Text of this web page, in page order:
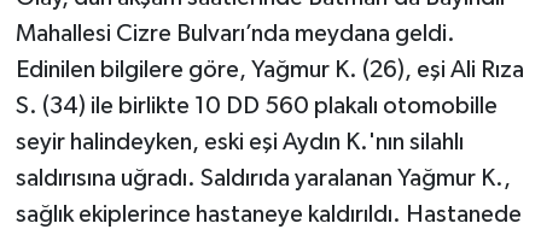
Mahallesi Cizre Bulvarı’nda meydana geldi.
Edinilen bilgilere göre, Yağmur K. (26), eşi Ali Rıza
S. (34) ile birlikte 10 DD 560 plakalı otomobille
seyir halindeyken, eski eşi Aydın K.'nın silahlı
saldırısına uğradı. Saldırıda yaralanan Yağmur K.,
sağlık ekiplerince hastaneye kaldırıldı. Hastanede